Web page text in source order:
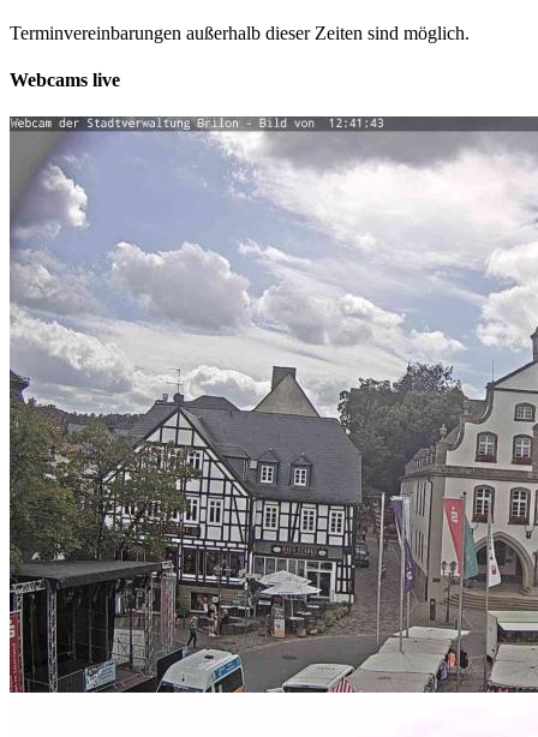
Terminvereinbarungen außerhalb dieser Zeiten sind möglich.
Webcams live